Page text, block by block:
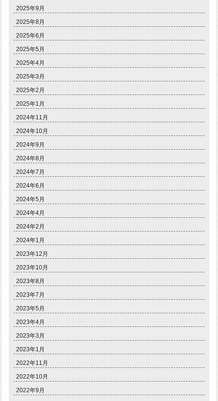
2025年9月
2025年8月
2025年6月
2025年5月
2025年4月
2025年3月
2025年2月
2025年1月
2024年11月
2024年10月
2024年9月
2024年8月
2024年7月
2024年6月
2024年5月
2024年4月
2024年2月
2024年1月
2023年12月
2023年10月
2023年8月
2023年7月
2023年5月
2023年4月
2023年3月
2023年1月
2022年11月
2022年10月
2022年9月